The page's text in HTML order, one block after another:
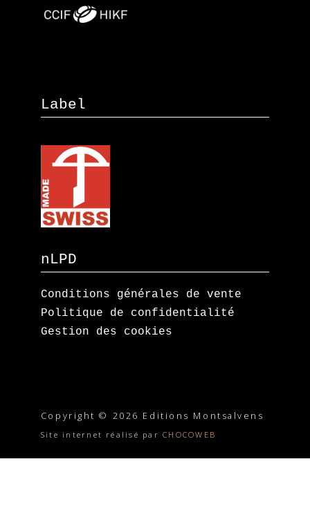
Label
nLPD
Conditions générales de vente
Politique de confidentialité
Gestion des cookies
Copyright © 2026 Editions Montsalvens
Site internet réalisé parCHOCOWEB